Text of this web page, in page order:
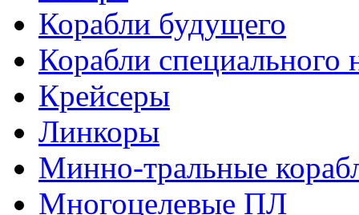
Корабли будущего
Корабли специального
Крейсеры
Линкоры
Минно-тральные
Многоцелевые ПЛ